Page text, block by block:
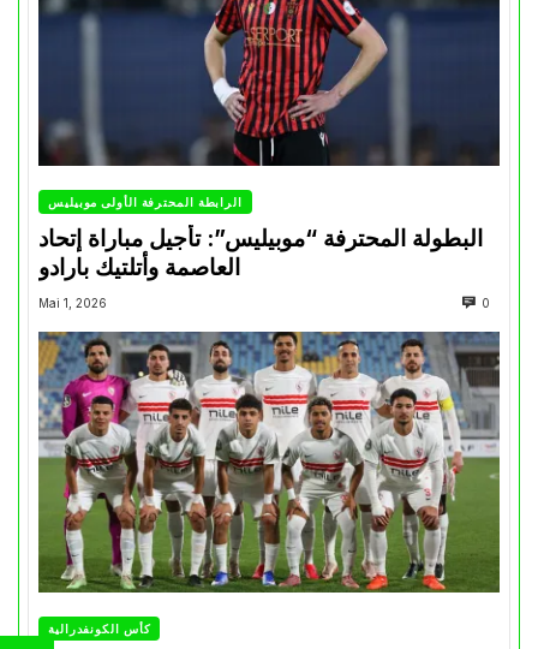
الرابطة المحترفة الأولى موبيليس
البطولة المحترفة “موبيليس”: تأجيل مباراة إتحاد
العاصمة وأتلتيك بارادو
Mai 1, 2026 0
كأس الكونفدرالية